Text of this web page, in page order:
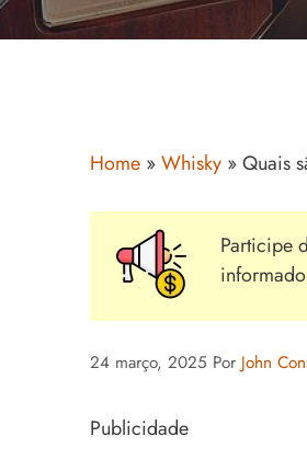
Home »Whisky »Quais
Participe
24 março, 2025 Por John
Publicidade